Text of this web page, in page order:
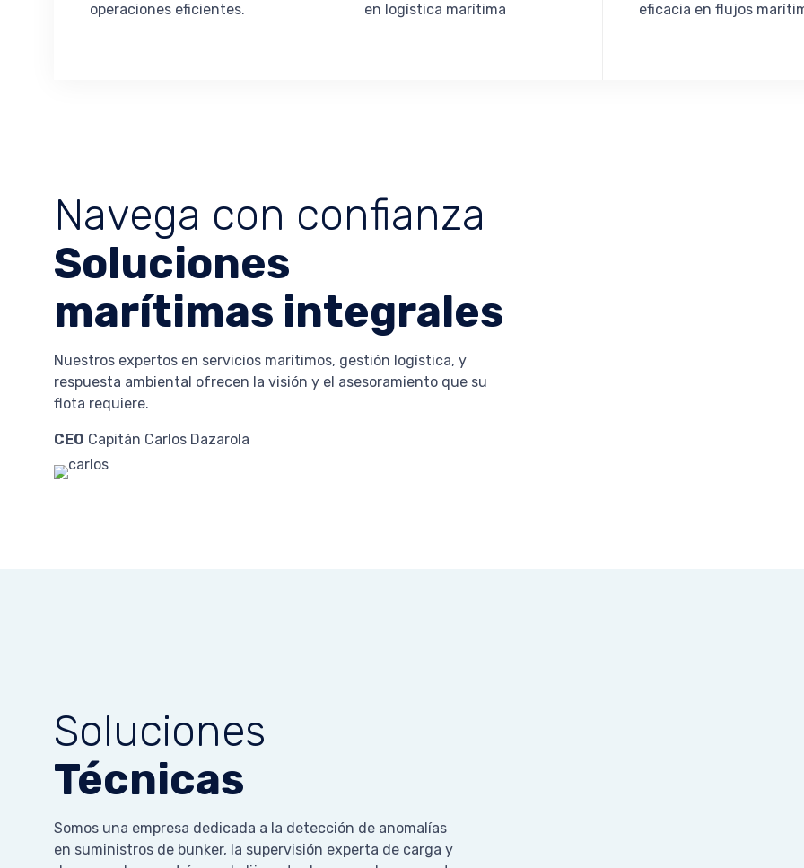
operaciones eficientes.
en logística marítima
eficacia en flujos
Navega con confianza
Soluciones
marítimas integrales
Nuestros expertos en servicios marítimos, gestión logística, y
respuesta ambiental ofrecen la visión y el asesoramiento que su
flota requiere.
CEO Capitán Carlos Dazarola
Soluciones
Técnicas
Somos una empresa dedicada a la detección de anomalías
en suministros de bunker, la supervisión experta de carga y